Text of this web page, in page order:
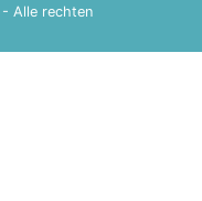
Alle rechten